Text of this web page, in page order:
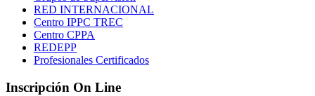
RED INTERNACIONAL
Centro IPPC TREC
Centro CPPA
REDEPP
Profesionales Certificados
Inscripción On Line